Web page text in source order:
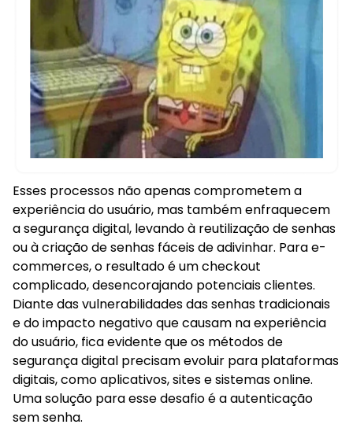
Esses processos não apenas comprometem a
experiência do usuário, mas também enfraquecem
a segurança digital, levando à reutilização de senhas
ou à criação de senhas fáceis de adivinhar. Para e-
commerces, o resultado é um checkout
complicado, desencorajando potenciais clientes.
Diante das vulnerabilidades das senhas tradicionais
e do impacto negativo que causam na experiência
do usuário, fica evidente que os métodos de
segurança digital precisam evoluir para plataformas
digitais, como aplicativos, sites e sistemas online.
Uma solução para esse desafio é a autenticação
sem senha.